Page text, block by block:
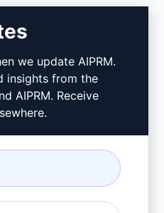
Microsoft Edge
we update AIPRM.
insights from the
AIPRM. Receive